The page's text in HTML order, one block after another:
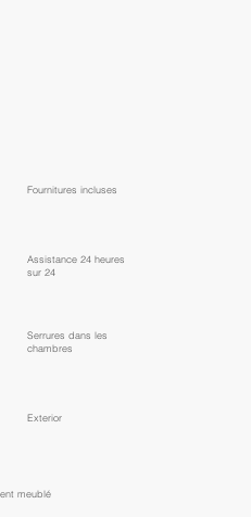
Fournitures incluses
Assistance 24 heures
sur 24
Serrures dans les
chambres
Exterior
meublé